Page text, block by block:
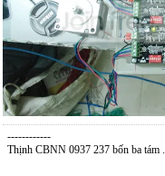
------------
Thịnh CBNN 0937 237 bốn ba tám .